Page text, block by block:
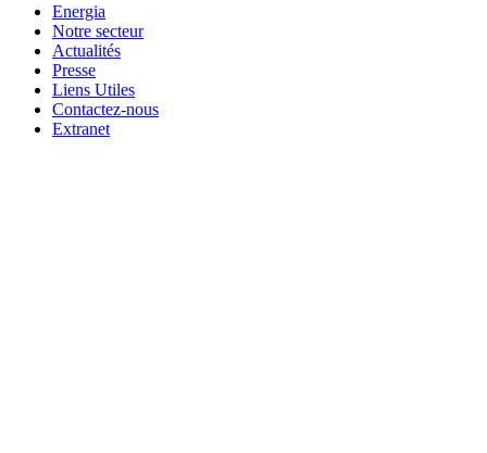
Energia
Notre secteur
Actualités
Presse
Liens Utiles
Contactez-nous
Extranet